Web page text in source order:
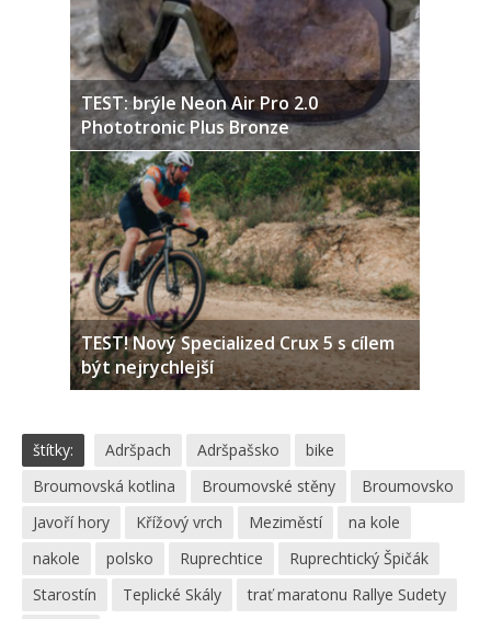
TEST: brýle Neon Air Pro 2.0
Phototronic Plus Bronze
TEST! Nový Specialized Crux 5 s cílem
být nejrychlejší
štítky: Adršpach Adršpašsko
bike
Broumovská kotlina
Broumovské stěny
Broumovsko
Javoří hory
Křížový vrch Meziměstí
na kole
nakole
polsko Ruprechtice
Ruprechtický Špičák
Starostín
Teplické Skály
trať maratonu Rallye Sudety